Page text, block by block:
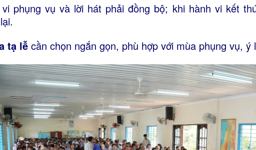
vi phụng vụ và lời hát phải đồng bộ; khi hành vi kết
tạ lễ cần chọn ngắn gọn, phù hợp với mùa phụng vụ, ý